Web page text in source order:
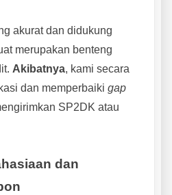
akurat dan didukung
merupakan benteng
Akibatnya, kami secara
dan memperbaiki gap
SP2DK atau
dan